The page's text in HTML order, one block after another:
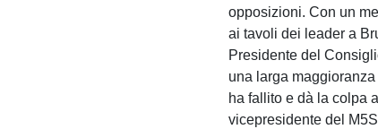
opposizioni. Con un
ai tavoli dei leader a
Presidente del
una larga
ha fallito e dà la colpa
vicepresidente del